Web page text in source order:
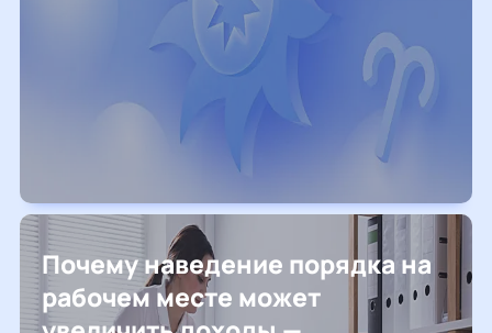
Почему наведение порядка на
рабочем месте может